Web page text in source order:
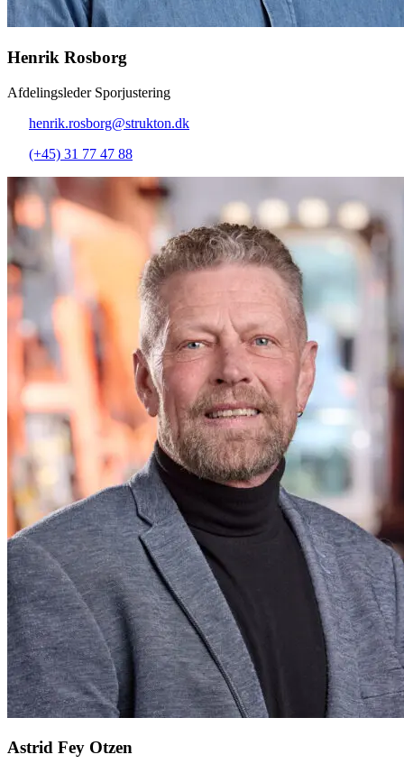
Henrik Rosborg
Afdelingsleder Sporjustering
henrik.rosborg@strukton.dk
(+45) 31 77 47 88
Astrid Fey Otzen